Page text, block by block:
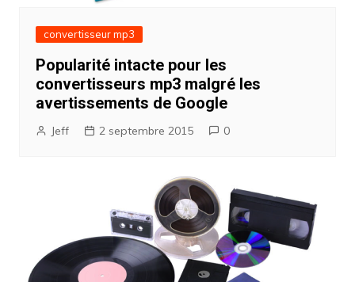
convertisseur mp3
Popularité intacte pour les
convertisseurs mp3 malgré les
avertissements de Google
Jeff 2 septembre 2015 0